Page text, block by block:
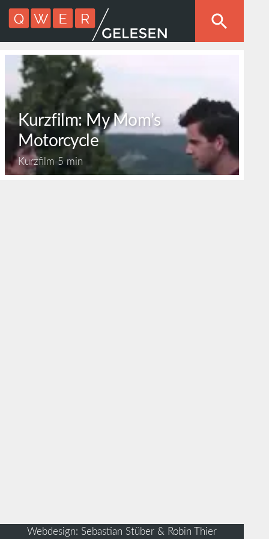
Kurzfilm: My Mom’s
Motorcycle
Kurzfilm 5 min
Webdesign: Sebastian Stüber & Robin Thier